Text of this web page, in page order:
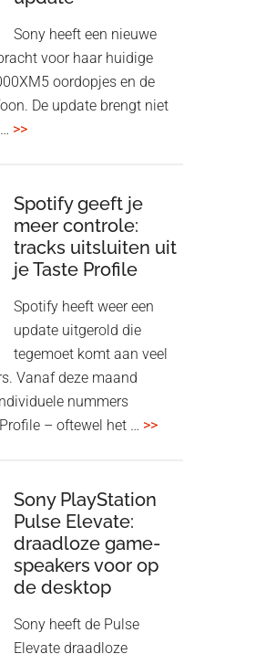
Sony heeft een nieuwe
voor haar huidige
oordopjes en de
De update brengt niet
>>overSony
sharing
toe
aan
WF-
1000XM6
Spotify geeft je
meer controle:
tracks uitsluiten uit
je Taste Profile
Spotify heeft weer een
update uitgerold die
tegemoet komt aan veel
Vanaf deze maand
nummers
– oftewel het … >>overSpotify
tracks
uitsluiten
Sony PlayStation
Pulse Elevate:
draadloze game-
speakers voor op
de desktop
Sony heeft de Pulse
Elevate draadloze